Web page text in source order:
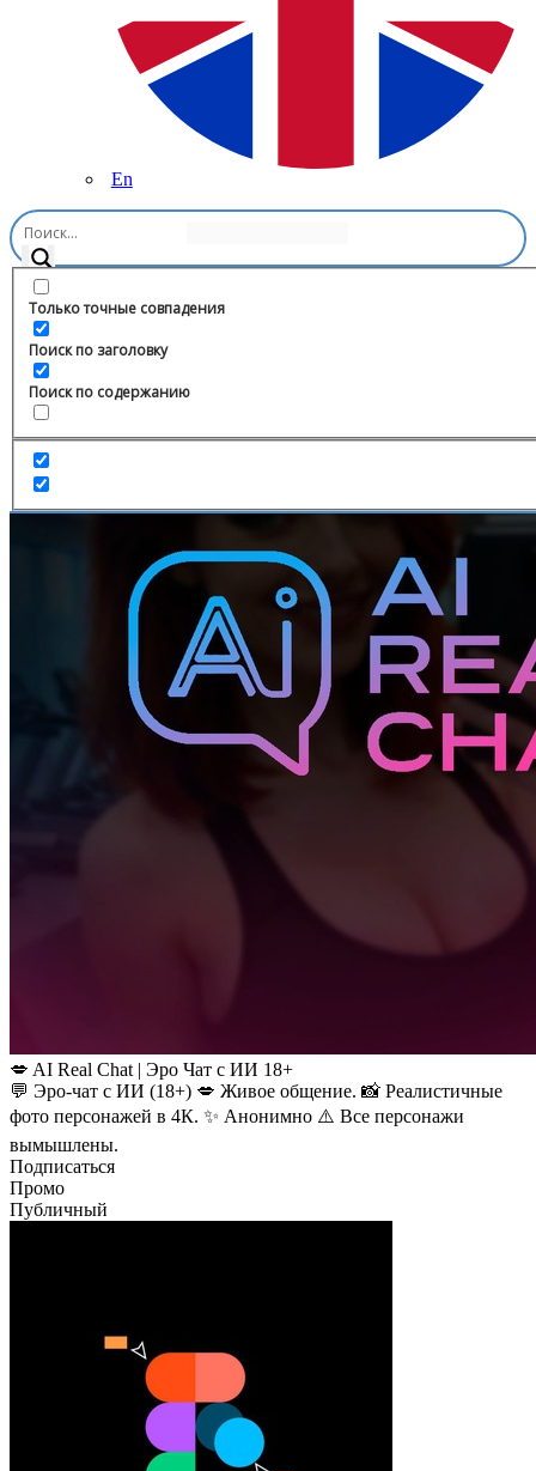
En
Только точные совпадения
Поиск по заголовку
Поиск по содержанию
Главная
💋 AI Real Chat | Эро Чат с ИИ 18+
💬 Эро-чат с ИИ (18+) 💋 Живое общение. 📸 Реалистичные
фото персонажей в 4К. ✨ Анонимно ⚠️ Все персонажи
вымышлены.
Подписаться
Промо
Публичный